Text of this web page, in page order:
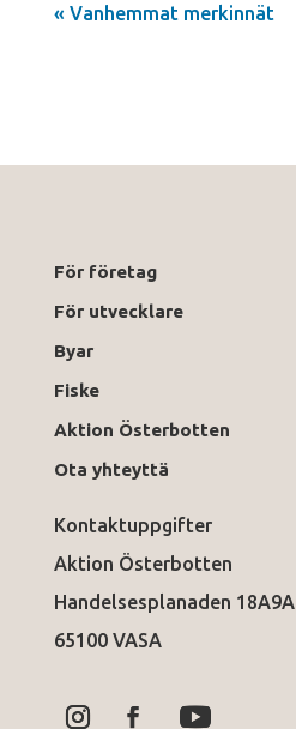
« Vanhemmat merkinnät
För företag
För utvecklare
Byar
Fiske
Aktion Österbotten
Ota yhteyttä
Kontaktuppgifter
Aktion Österbotten
Handelsesplanaden 18A9A
65100 VASA